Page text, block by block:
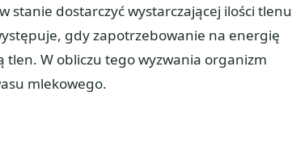
stanie dostarczyć wystarczającej ilości tlenu
gdy zapotrzebowanie na energię
tlen. W obliczu tego wyzwania organizm
mlekowego.